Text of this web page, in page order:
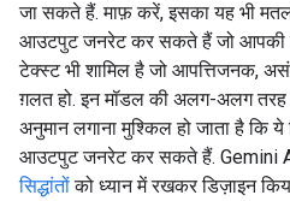
जा सकते हैं. माफ़ करें, इसका यह भी
आउटपुट जनरेट कर सकते हैं जो आपकी
टेक्स्ट भी शामिल है जो आपत्तिजनक,
ग़लत हो. इन मॉडल की अलग-अलग तरह
अनुमान लगाना मुश्किल हो जाता है कि
आउटपुट जनरेट कर सकते हैं. Gemini
सिद्धांतोंको ध्यान में रखकर डिज़ाइन